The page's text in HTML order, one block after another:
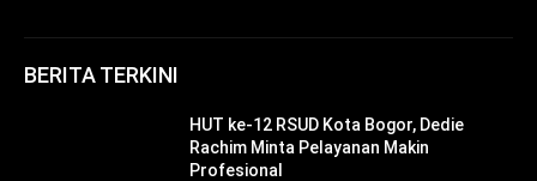
BERITA TERKINI
HUT ke-12 RSUD Kota Bogor, Dedie
Rachim Minta Pelayanan Makin
Profesional